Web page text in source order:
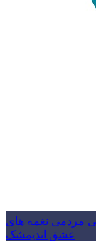
مردمی نغمه های
عشق اندیمشک